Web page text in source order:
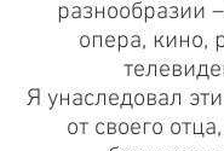
разнообразии
опера, кино,
Я унаследовал
от своего